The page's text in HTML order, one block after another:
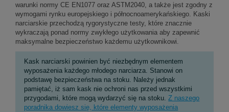
warunki normy CE EN1077 oraz ASTM2040, a także jest zgodny z
wymogami rynku europejskiego i północnoamerykańskiego.
Kaski
narciarskie przechodzą rygorystyczne testy, które znacznie
wykraczają ponad normy zwykłego użytkowania aby zapewnić
maksymalne bezpieczeństwo każdemu użytkownikowi.
Kask narciarski powinien być niezbędnym elementem
wyposażenia każdego młodego narciarza. Stanowi on
podstawę bezpieczeństwa na stoku. Należy jednak
pamiętać, iż sam kask nie ochroni nas przed wszystkimi
przygodami, które mogą wydarzyć się na stoku.Z naszego
poradnika dowiesz się, które elementy wyposażenia